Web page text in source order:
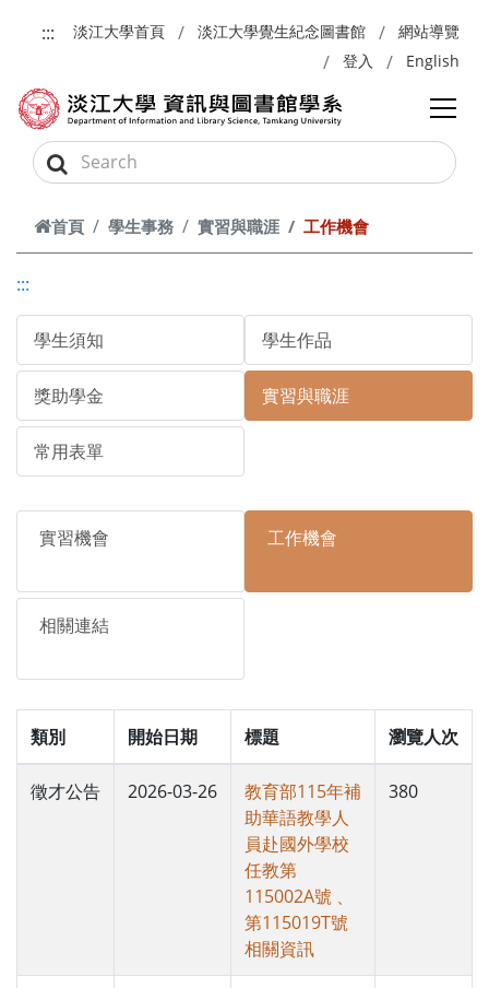
:::
淡江大學首頁 淡江大學覺生紀念圖書館
網站導覽
登入
English
首頁 學生事務 實習與職涯 工作機會
:::
學生須知 學生作品
獎助學金 實習與職涯
常用表單
實習機會 工作機會
相關連結
類別 開始日期 標題 瀏覽人次
徵才公告 2026-03-26
教育部115年補
助華語教學人
員赴國外學校
任教第
115002A號 、
第115019T號
相關資訊
380